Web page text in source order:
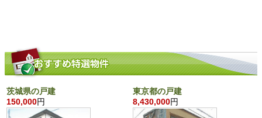
茨城県の戸建
150,000円
東京都の戸建
8,430,000円